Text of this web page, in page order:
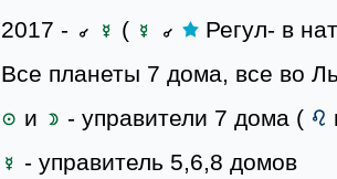
2017 -
(
Регул- в
Все планеты 7 дома, все во
и
- управители 7 дома (
- управитель 5,6,8 домов